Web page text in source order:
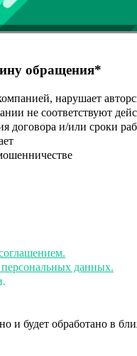
обращения*
нарушает
не соответствуют
договора и/или сроки
данных.
и будет обработано в